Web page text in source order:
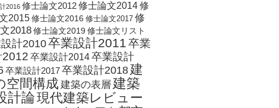
2016 修士論文2012修士論文2014修
2015修士論文2016 修士論文2017 修
2018修士論文2019 修士論文リスト
計2010卒業設計2011卒業
2012 卒業設計2014卒業設計
卒業設計2017卒業設計2018建
空間構成 建築の表層 建築
計論現代建築レビュー